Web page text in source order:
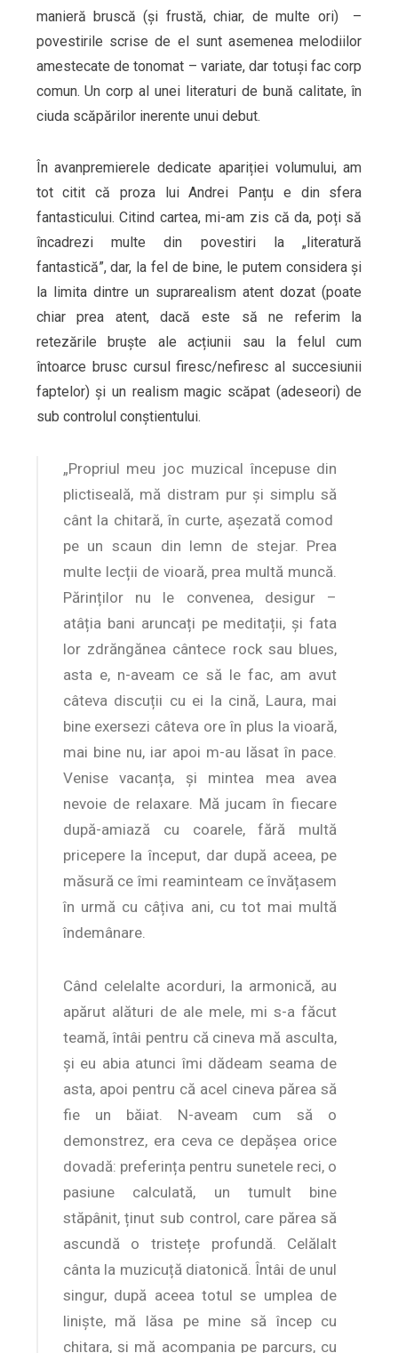
manieră bruscă (și frustă, chiar, de multe ori) –
povestirile scrise de el sunt asemenea melodiilor
amestecate de tonomat – variate, dar totuși fac corp
comun. Un corp al unei literaturi de bună calitate, în
ciuda scăpărilor inerente unui debut.
În avanpremierele dedicate apariției volumului, am
tot citit că proza lui Andrei Panțu e din sfera
fantasticului. Citind cartea, mi-am zis că da, poți să
încadrezi multe din povestiri la „literatură
fantastică”, dar, la fel de bine, le putem considera și
la limita dintre un suprarealism atent dozat (poate
chiar prea atent, dacă este să ne referim la
retezările bruște ale acțiunii sau la felul cum
întoarce brusc cursul firesc/nefiresc al succesiunii
faptelor) și un realism magic scăpat (adeseori) de
sub controlul conștientului.
„Propriul meu joc muzical începuse din
plictiseală, mă distram pur și simplu să
cânt la chitară, în curte, așezată comod
pe un scaun din lemn de stejar. Prea
multe lecții de vioară, prea multă muncă.
Părinților nu le convenea, desigur –
atâția bani aruncați pe meditații, și fata
lor zdrăngănea cântece rock sau blues,
asta e, n-aveam ce să le fac, am avut
câteva discuții cu ei la cină, Laura, mai
bine exersezi câteva ore în plus la vioară,
mai bine nu, iar apoi m-au lăsat în pace.
Venise vacanța, și mintea mea avea
nevoie de relaxare. Mă jucam în fiecare
după-amiază cu coarele, fără multă
pricepere la început, dar după aceea, pe
măsură ce îmi reaminteam ce învățasem
în urmă cu câțiva ani, cu tot mai multă
îndemânare.
Când celelalte acorduri, la armonică, au
apărut alături de ale mele, mi s-a făcut
teamă, întâi pentru că cineva mă asculta,
și eu abia atunci îmi dădeam seama de
asta, apoi pentru că acel cineva părea să
fie un băiat. N-aveam cum să o
demonstrez, era ceva ce depășea orice
dovadă: preferința pentru sunetele reci, o
pasiune calculată, un tumult bine
stăpânit, ținut sub control, care părea să
ascundă o tristețe profundă. Celălalt
cânta la muzicuță diatonică. Întâi de unul
singur, după aceea totul se umplea de
liniște, mă lăsa pe mine să încep cu
chitara, și mă acompania pe parcurs, cu